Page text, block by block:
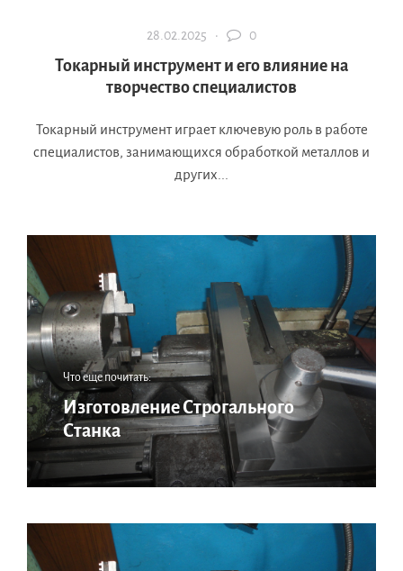
28.02.2025 · 0
Токарный инструмент и его влияние на
творчество специалистов
Токарный инструмент играет ключевую роль в работе
специалистов, занимающихся обработкой металлов и
других...
Что еще почитать:
Изготовление Строгального
Станка